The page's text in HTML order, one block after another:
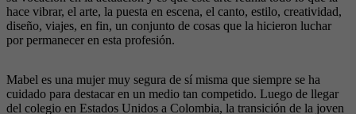
hace vibrar, el arte, la puesta en escena, el canto, estilo, creatividad,
diseño, viajes, en fin, un conjunto de cosas que la hicieron luchar
por permanecer en esta profesión.
Mabel es una mujer muy segura de sí misma que siempre se ha
cuidado para destacar en un medio tan competido. Luego de llegar
del colegio en Estados Unidos a Colombia, la transición de la joven